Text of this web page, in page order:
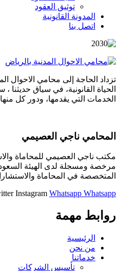
توثيق العقود
المدونة القانونية
اتصل بنا
تزداد الحاجة إلى محامي الاحوال
الحياة القانونية، في سياق
الخدمات التي يقدمها، ودور كل منها
المحامي ناجي العصيمي
مكتب ناجي العصيمي للمحاماة
مرخصة ومسجلة لدى الهيئة
المتخصصة في المحاماة
Instagram Whatsapp Whatsapp
روابط مهمة
الرئيسية
من نحن
خدماتنا
تأسيس الشركات